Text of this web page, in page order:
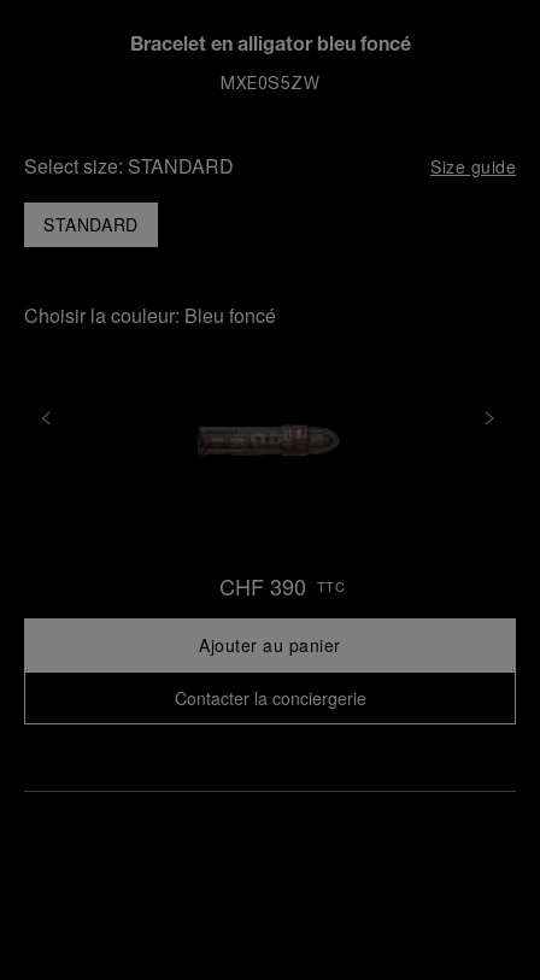
Bracelet en alligator bleu foncé
MXE0S5ZW
Select size: STANDARD Size guide
STANDARD
Choisir la couleur: Bleu foncé
CHF 390 TTC
Ajouter au panier
Contacter la conciergerie